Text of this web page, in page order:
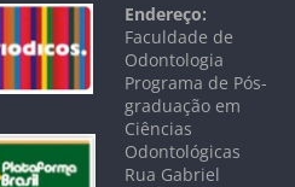
Endereço:
Faculdade de
Odontologia
Programa de Pós-
graduação em
Ciências
Odontológicas
Rua Gabriel